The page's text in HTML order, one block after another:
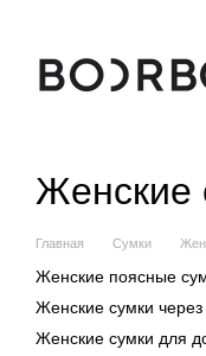
Женские
Главная Сумки
Женские поясные
Женские сумки
Женские сумки для